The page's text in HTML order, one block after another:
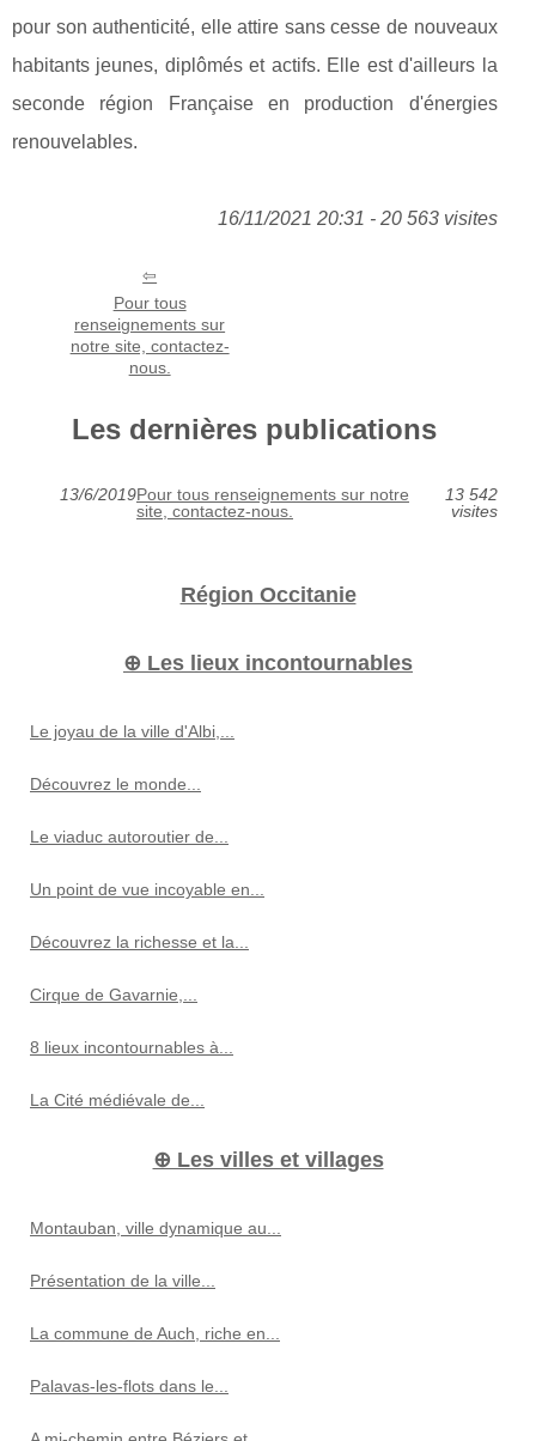
pour son authenticité, elle attire sans cesse de nouveaux
habitants jeunes, diplômés et actifs. Elle est d'ailleurs la
seconde région Française en production d'énergies
renouvelables.
16/11/2021 20:31 - 20 563 visites
Pour tous
renseignements sur
notre site, contactez-
nous.
Les dernières publications
13/6/2019Pour tous renseignements sur notre
site, contactez-nous.
13 542
visites
Région Occitanie
⊕ Les lieux incontournables
Le joyau de la ville d'Albi,...
Découvrez le monde...
Le viaduc autoroutier de...
Un point de vue incoyable en...
Découvrez la richesse et la...
Cirque de Gavarnie,...
8 lieux incontournables à...
La Cité médiévale de...
⊕ Les villes et villages
Montauban, ville dynamique au...
Présentation de la ville...
La commune de Auch, riche en...
Palavas-les-flots dans le...